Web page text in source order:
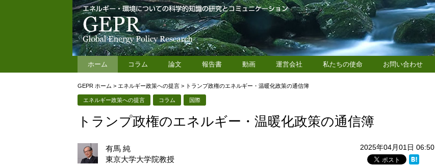
ホーム コラム 論文 報告書 動画 運営会社 私たちの使命 お問い合わせ
GEPR ホーム > エネルギー政策への提言 > トランプ政権のエネルギー・温暖化政策の通信簿
エネルギー政策への提言 コラム 国際
トランプ政権のエネルギー・温暖化政策の通信簿
2025年04月01日 06:50
有馬 純
東京大学大学院教授